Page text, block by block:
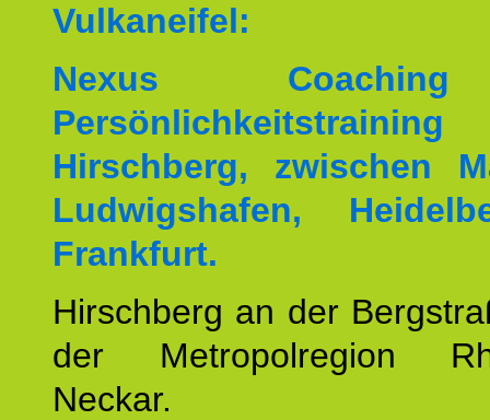
Vulkaneifel:
Nexus
Hirschberg, zwischen
Ludwigshafen,
Frankfurt.
Hirschberg an der
der Metropolregion
Neckar.